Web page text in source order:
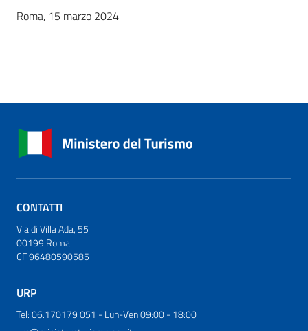
Roma, 15 marzo 2024
CONTATTI
Via di Villa Ada, 55
00199 Roma
CF 96480590585
URP
Tel: 06.170179 051 - Lun-Ven 09:00 - 18:00